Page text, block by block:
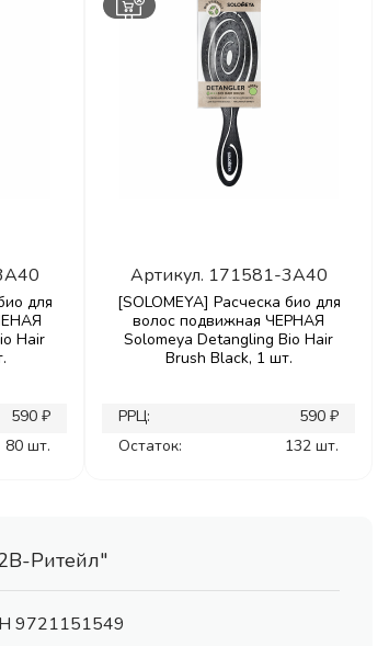
для
Hair
590 ₽
80 шт.
Артикул. 171581-3A40
[SOLOMEYA] Расческа био для
волос подвижная ЧЕРНАЯ
Solomeya Detangling Bio Hair
Brush Black, 1 шт.
РРЦ:
590 ₽
Остаток:
132 шт.
Ритейл"
9721151549